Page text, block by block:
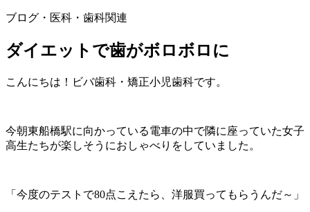
ブログ ・医科・歯科関連
ダイエットで歯がボロボロに
こんにちは！ビバ歯科・矯正小児歯科です。
今朝東船橋駅に向かっている電車の中で隣に座っていた女子
高生たちが楽しそうにおしゃべりをしていました。
「今度のテストで80点こえたら、洋服買ってもらうんだ～」